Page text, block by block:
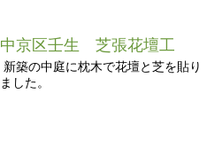
中京区壬生 芝張花壇工
新築の中庭に枕木で花壇と芝を貼り
ました。